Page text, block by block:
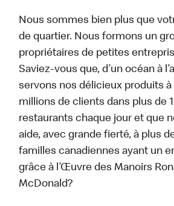
Nous sommes bien plus que
de quartier. Nous formons un
propriétaires de petites
Saviez-vous que, d’un océan à
servons nos délicieux produits à
millions de clients dans plus de
restaurants chaque jour et que
aide, avec grande fierté, à plus
familles canadiennes ayant un
grâce à l’Œuvre des Manoirs
McDonald?